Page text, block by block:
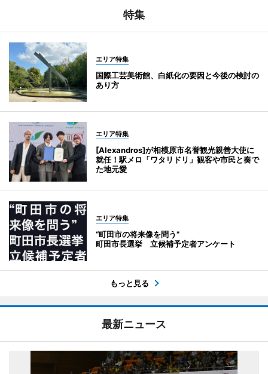
特集
エリア特集
国際工芸美術館、白紙化の要因と今後の検討の
あり方
エリア特集
[Alexandros]が相模原市名誉観光親善大使に
就任！駅メロ「ワタリドリ」観客や市民と奏で
た地元愛
エリア特集
“町田市の将来像を問う”
町田市長選挙 立候補予定者アンケート
もっと見る
最新ニュース